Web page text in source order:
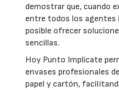
demostrar que, cuando
entre todos los agentes
posible ofrecer
sencillas.
Hoy Punto Implícate
envases profesionales
papel y cartón,